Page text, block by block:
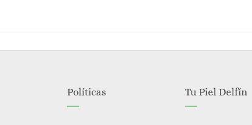
Políticas Tu Piel Delfín